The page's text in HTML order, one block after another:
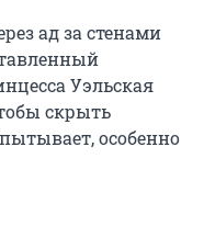
ад за стенами
Уэльская
скрыть
особенно